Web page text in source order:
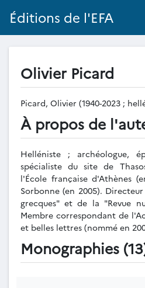
Éditions de l'EFA
Olivier Picard
Picard, Olivier (1940-2023 ;
À propos de
Helléniste ; archéologue,
spécialiste du site de
l'École française d'Athènes
Sorbonne (en 2005).
grecques" et de la "Revue
Membre correspondant de
et belles lettres (nommé en
Monographies